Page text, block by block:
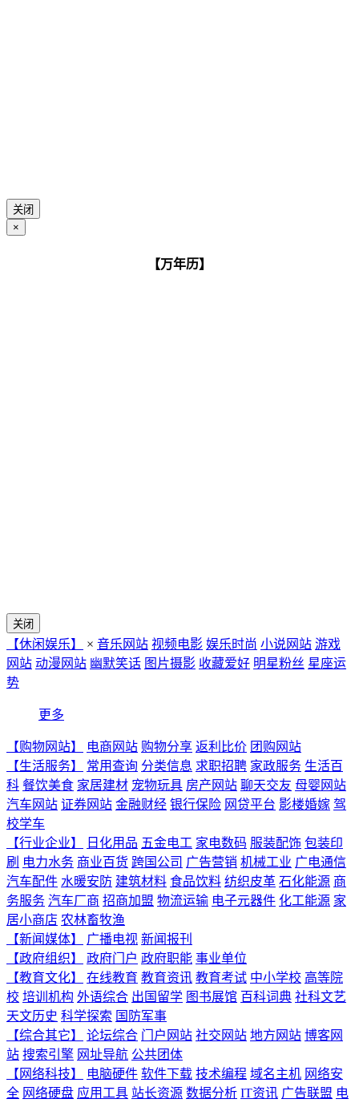
关闭
×
【万年历】
关闭
【休闲娱乐】 × 音乐网站 视频电影 娱乐时尚 小说网站 游戏
网站 动漫网站 幽默笑话 图片摄影 收藏爱好 明星粉丝 星座运
势
更多
【购物网站】 电商网站 购物分享 返利比价 团购网站
【生活服务】
常用查询 分类信息 求职招聘 家政服务 生活百
科 餐饮美食 家居建材 宠物玩具 房产网站 聊天交友 母婴网站
汽车网站 证券网站 金融财经 银行保险 网贷平台 影楼婚嫁 驾
校学车
【行业企业】
日化用品 五金电工 家电数码 服装配饰 包装印
刷 电力水务 商业百货 跨国公司 广告营销 机械工业 广电通信
汽车配件 水暖安防 建筑材料 食品饮料 纺织皮革 石化能源 商
务服务 汽车厂商 招商加盟 物流运输 电子元器件 化工能源 家
居小商店 农林畜牧渔
【新闻媒体】
广播电视 新闻报刊
【政府组织】
政府门户 政府职能 事业单位
【教育文化】
在线教育 教育资讯 教育考试 中小学校 高等院
校 培训机构 外语综合 出国留学 图书展馆 百科词典 社科文艺
天文历史 科学探索 国防军事
【综合其它】
论坛综合 门户网站 社交网站 地方网站 博客网
站 搜索引擎 网址导航 公共团体
【网络科技】
电脑硬件 软件下载 技术编程 域名主机 网络安
全 网络硬盘 应用工具 站长资源 数据分析 IT资讯 广告联盟 电